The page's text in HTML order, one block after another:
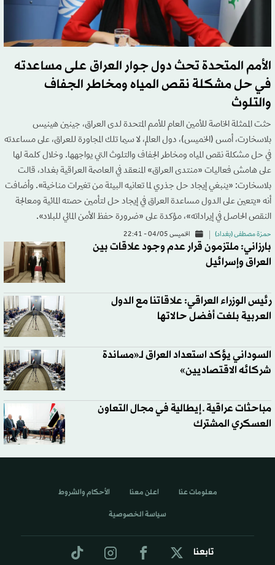
الأمم المتحدة تحث دول جوار العراق على مساعدته
في حل مشكلة نقص المياه ومخاطر الجفاف
والتلوث
حثت الممثلة الخاصة للأمين العام للأمم المتحدة لدى العراق، جينين هينيس
بلاسخارت، أمس (الخميس)، دول العالم، لا سيما تلك المجاورة للعراق، على مساعدته
في حل مشكلة نقص المياه ومخاطر الجفاف والتلوث التي يواجهها. وخلال كلمة لها
على هامش فعاليات «منتدى العراق» المنعقد في العاصمة العراقية بغداد، قالت
بلاسخارت: «ينبغي إيجاد حل جذري لما تعانيه البيئة من تغيرات مناخية». وأضافت
أنه «يتعين على الدول مساعدة العراق في إيجاد حل لتأمين حصته المائية ومعالجة
النقص الحاصل في إيراداته»، مؤكدة على «ضرورة حفظ الأمن المائي للبلاد».
حمزة مصطفى (بغداد) الخميس 04/05 - 22:41
بارزاني: ملتزمون قرار عدم وجود علاقات بين
العراق وإسرائيل
رئيس الوزراء العراقي: علاقاتنا مع الدول
العربية بلغت أفضل حالاتها
السوداني يؤكد استعداد العراق لـ«مساندة
شركائه الاقتصاديين»
مباحثات عراقية ـ إيطالية في مجال التعاون
العسكري المشترك
تابعنا
معلومات عنا اعلن معنا الأحكام والشروط
سياسة الخصوصية